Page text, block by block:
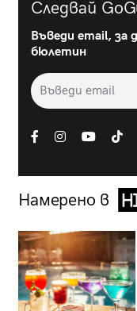
Следвай
Въведи email, за
бюлетин
Намерено в